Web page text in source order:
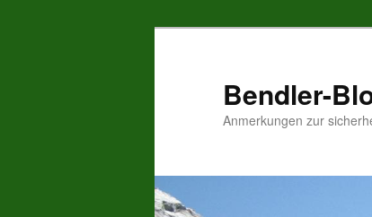
Bendler-
Anmerkungen zur